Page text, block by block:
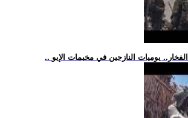
يوميات النازحين في مخيمات الإيو